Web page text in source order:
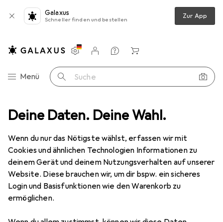
Deine Daten. Deine Wahl.
Wenn du nur das Nötigste wählst, erfassen wir mit
Cookies und ähnlichen Technologien Informationen zu
deinem Gerät und deinem Nutzungsverhalten auf unserer
Website. Diese brauchen wir, um dir bspw. ein sicheres
Login und Basisfunktionen wie den Warenkorb zu
ermöglichen.
Galaxus
Schneller finden und bestellen Zur App
Navigation nach Kategorien
Menü Suche
Einstellungen
Kundenkonto
Vergleichslisten
Merklisten
Warenkorb
Scannen Barcode Scanner Datalogic Powerscan PM9100
2 Bilder 1 Video
Datalogic
1D-Barcodes
EUR
859,54